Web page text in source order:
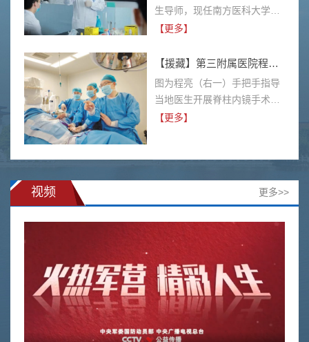
生导师，现任南方医科大学南
方医院检验医学科主任。作为
师德师风、精湛的业务能力和
满腔的教育热情，孜孜不倦地
培育着一届届医学人才，尽心
学等课程教学任务，近一年
总学时达774小时；临床接收
规培生25人，实习生20人，进
修生51人。作为第一指导老师
共培养硕士6...
【更多】
【援藏】第三附属医院程亮：践行援藏初心 扛起医者担当
图为程亮（右一）手把手指导
当地医生开展脊柱内镜手术。
（图片由程亮提供）在林芝市
项新技术新项目，并在全区范
围内率先开展自治区首例颈椎
西藏这片高原的无限憧憬和一
丝忐忑，2023年度“双百计划”
援藏医疗队员、第三附属医院
脊柱外科二科副主任医师程亮
来到林芝市人民医院，开启了
自己的...
【更多】
视频 更多>>